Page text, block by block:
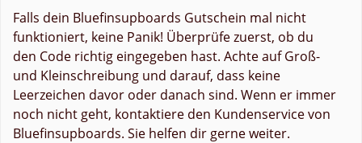
Falls dein Bluefinsupboards Gutschein mal nicht
funktioniert, keine Panik! Überprüfe zuerst, ob du
den Code richtig eingegeben hast. Achte auf Groß-
und Kleinschreibung und darauf, dass keine
Leerzeichen davor oder danach sind. Wenn er immer
noch nicht geht, kontaktiere den Kundenservice von
Bluefinsupboards. Sie helfen dir gerne weiter.